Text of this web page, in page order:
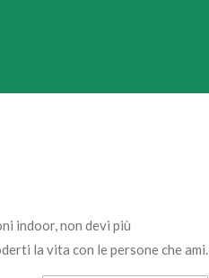
indoor, non devi più
la vita con le persone che ami.